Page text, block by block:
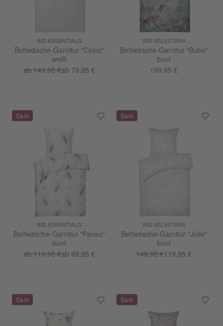
RID ESSENTIALS
Bettwäsche-Garnitur "Cinco"
weiß
ab 149,95 €ab 79,95 €
RID SELECTION
Bettwäsche-Garnitur "Bubo"
bunt
199,95 €
RID ESSENTIALS
Bettwäsche-Garnitur "Pavao"
bunt
ab 119,95 €ab 69,95 €
RID SELECTION
Bettwäsche-Garnitur "Jolie"
bunt
149,95 €119,95 €